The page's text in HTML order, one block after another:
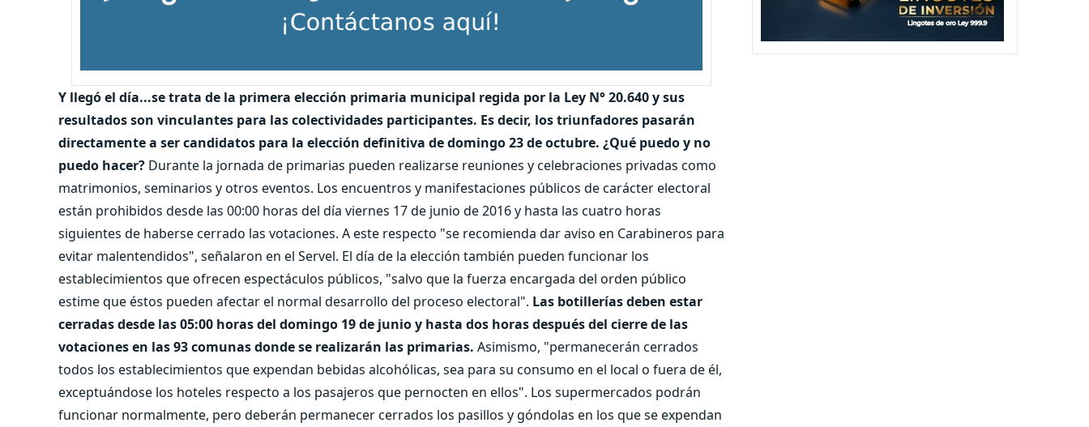
Y llegó el día...se trata de la primera elección primaria municipal regida por la Ley N° 20.640 y sus
resultados son vinculantes para las colectividades participantes. Es decir, los triunfadores pasarán
directamente a ser candidatos para la elección definitiva de domingo 23 de octubre. ¿Qué puedo y no
puedo hacer? Durante la jornada de primarias pueden realizarse reuniones y celebraciones privadas como
matrimonios, seminarios y otros eventos. Los encuentros y manifestaciones públicos de carácter electoral
están prohibidos desde las 00:00 horas del día viernes 17 de junio de 2016 y hasta las cuatro horas
siguientes de haberse cerrado las votaciones. A este respecto "se recomienda dar aviso en Carabineros para
evitar malentendidos", señalaron en el Servel. El día de la elección también pueden funcionar los
establecimientos que ofrecen espectáculos públicos, "salvo que la fuerza encargada del orden público
estime que éstos pueden afectar el normal desarrollo del proceso electoral". Las botillerías deben estar
cerradas desde las 05:00 horas del domingo 19 de junio y hasta dos horas después del cierre de las
votaciones en las 93 comunas donde se realizarán las primarias. Asimismo, "permanecerán cerrados
todos los establecimientos que expendan bebidas alcohólicas, sea para su consumo en el local o fuera de él,
exceptuándose los hoteles respecto a los pasajeros que pernocten en ellos". Los supermercados podrán
funcionar normalmente, pero deberán permanecer cerrados los pasillos y góndolas en los que se expendan